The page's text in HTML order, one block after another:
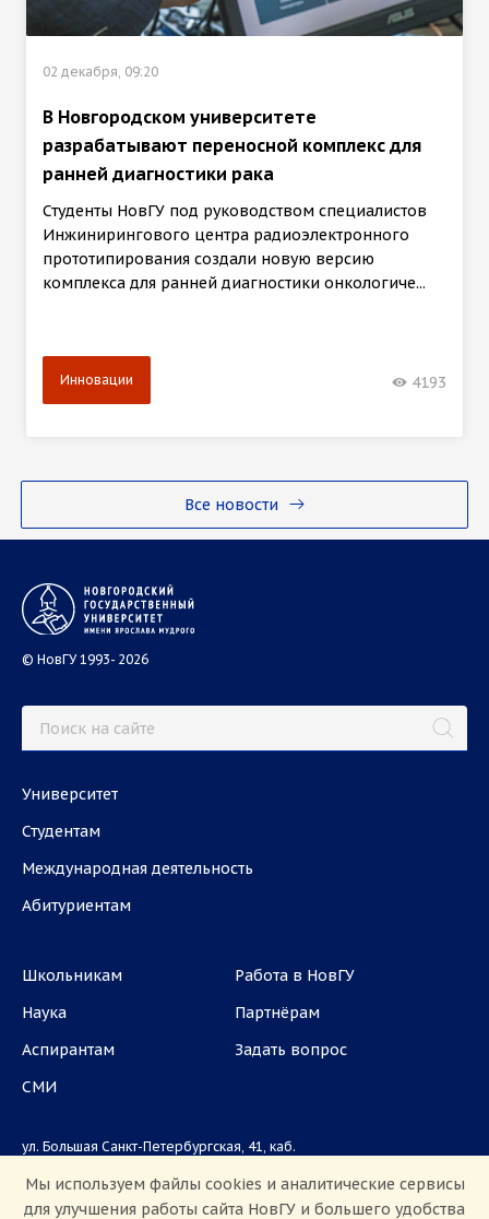
Все новости
02 декабря, 09:20
В Новгородском университете
разрабатывают переносной комплекс для
ранней диагностики рака
Студенты НовГУ под руководством специалистов
Инжинирингового центра радиоэлектронного
прототипирования создали новую версию
комплекса для ранней диагностики онкологиче...
Инновации 4193
© НовГУ 1993- 2026
Университет
Студентам
Международная деятельность
Абитуриентам
Школьникам
Наука
Аспирантам
СМИ
Работа в НовГУ
Партнёрам
Задать вопрос
ул. Большая Санкт-Петербургская, 41, каб.
Приемная комиссия: +7(8162)33-20-44
Мы используем файлы cookies и аналитические сервисы
для улучшения работы сайта НовГУ и большего удобства